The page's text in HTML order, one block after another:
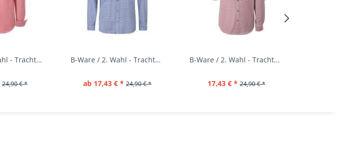
B-Ware / 2. Wahl - Trachtenhemd Campos3 rot...
24,90 € *
B-Ware / 2. Wahl - Trachtenhemd Campos3 blau...
ab 17,43 € * 24,90 € *
B-Ware / 2. Wahl - Trachtenhemd Campos3...
17,43 € * 24,90 € *